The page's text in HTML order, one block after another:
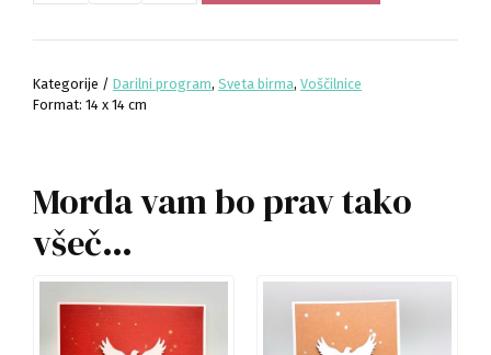
birmo
Zaupaj
Kategorije / Darilni program, Sveta birma, Voščilnice
Format: 14 x 14 cm
Morda vam bo prav tako
všeč…